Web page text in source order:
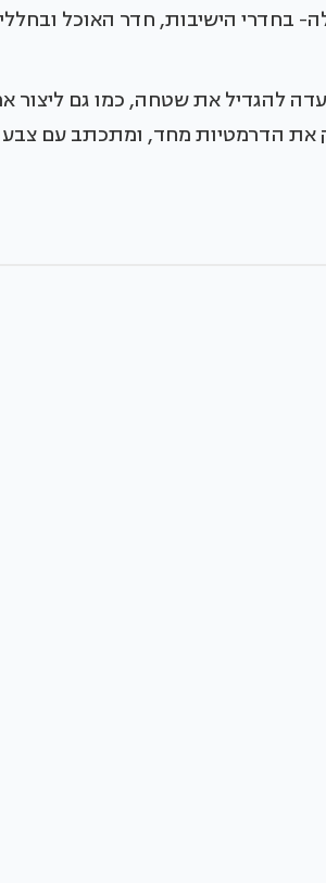
בחדרי הישיבות, חדר האוכל
להגדיל את שטחה, כמו גם ליצור
את הדרמטיות מחד, ומתכתב עם צבע